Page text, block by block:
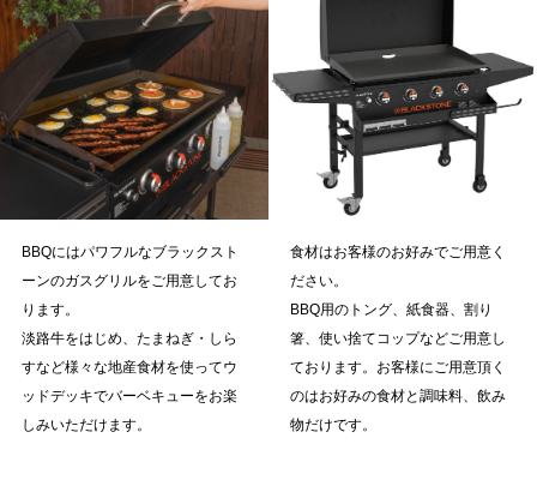
BBQにはパワフルなブラックスト
ーンのガスグリルをご用意してお
ります。
淡路牛をはじめ、たまねぎ・しら
すなど様々な地産食材を使ってウ
ッドデッキでバーベキューをお楽
しみいただけます。
食材はお客様のお好みでご用意く
ださい。
BBQ用のトング、紙食器、割り
箸、使い捨てコップなどご用意し
ております。お客様にご用意頂く
のはお好みの食材と調味料、飲み
物だけです。